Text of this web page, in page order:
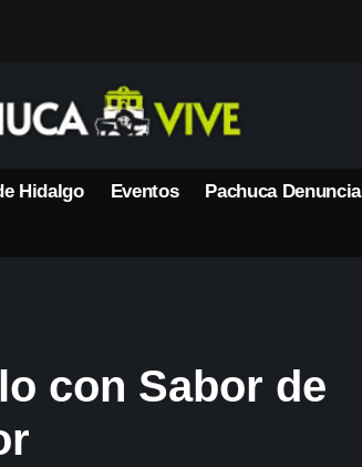
Hidalgo Eventos Pachuca Denuncia
con Sabor de